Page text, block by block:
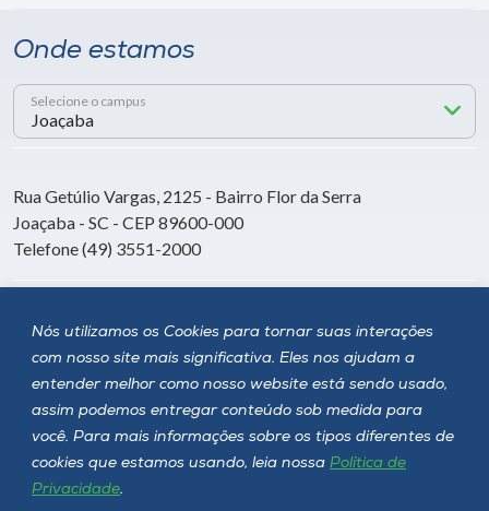
Nós utilizamos os Cookies para tornar suas interações
com nosso site mais significativa. Eles nos ajudam a
entender melhor como nosso website está sendo usado,
assim podemos entregar conteúdo sob medida para
você. Para mais informações sobre os tipos diferentes de
cookies que estamos usando, leia nossa Política de
Privacidade.
Onde estamos
Selecione o campus
Rua Getúlio Vargas, 2125 - Bairro Flor da Serra
Joaçaba - SC - CEP 89600-000
Telefone (49) 3551-2000
Siga a Unoesc